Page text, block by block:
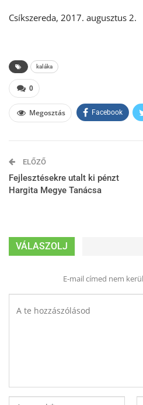
Csíkszereda, 2017. augusztus 2.
kaláka
0
Megosztás Facebook
ELŐZŐ
Fejlesztésekre utalt ki pénzt
Hargita Megye Tanácsa
VÁLASZOLJ
E-mail címed nem